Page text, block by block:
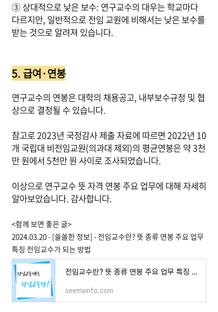
③ 상대적으로 낮은 보수: 연구교수의 대우는 학교마다
다르지만, 일반적으로 전임 교원에 비해서는 낮은 보수를
받는 것으로 알려져 있습니다.
5. 급여·연봉
연구교수의 연봉은 대학의 채용공고, 내부보수규정 및 협
상으로 결정될 수 있습니다.
참고로 2023년 국정감사 제출 자료에 따르면 2022년 10
개 국립대 비전임교원(의과대 제외)의 평균연봉은 약 3천
만 원에서 5천만 원 사이로 조사되었습니다.
이상으로 연구교수 뜻 자격 연봉 주요 업무에 대해 자세히
알아보았습니다. 감사합니다.
<함께 보면 좋은 글>
2024.03.20 - [쏠쏠한 정보] - 전임교수란? 뜻 종류 연봉 주요 업무
특징 전임교수가 되는 방법
전임교수란? 뜻 종류 연봉 주요 업무 특징 전임교수가 되는 방법
seemsinfo.com